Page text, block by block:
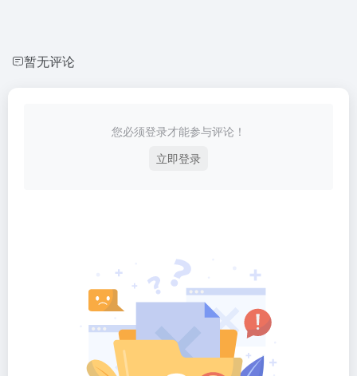
暂无评论
您必须登录才能参与评论！
立即登录